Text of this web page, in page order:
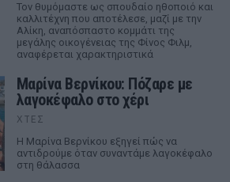
Τον θυμόμαστε ως σπουδαίο ηθοποιό και
καλλιτέχνη που αποτέλεσε, μαζί με την
Αλίκη, αναπόσπαστο κομμάτι της
μεγάλης οικογένειας της Φίνος Φιλμ,
αναφέρεται χαρακτηριστικά
Μαρίνα Βερνίκου: Πόζαρε με
λαγοκέφαλο στο χέρι
ΧΤΕΣ
Η Μαρίνα Βερνίκου εξηγεί πώς να
αντιδρούμε όταν συναντάμε λαγοκέφαλο
στη θάλασσα